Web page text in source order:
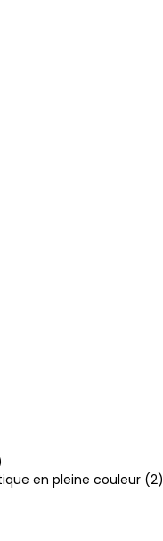
en pleine couleur (2)